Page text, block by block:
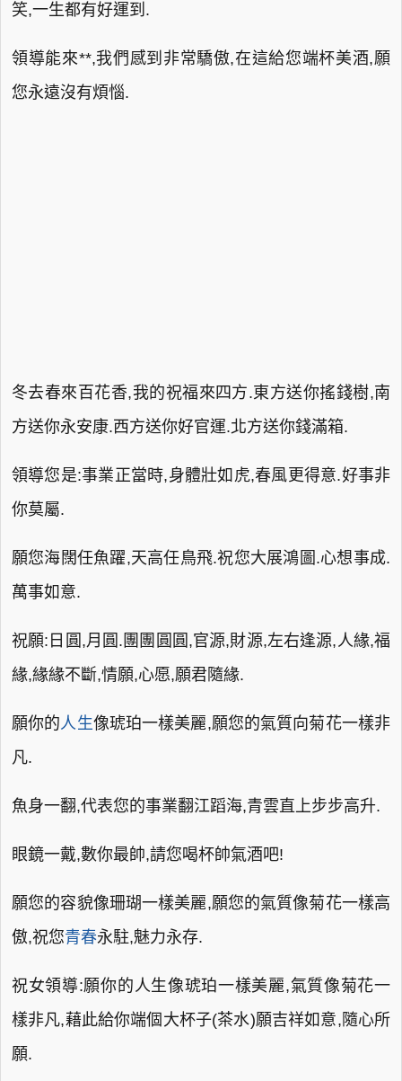
笑,一生都有好運到.
領導能來**,我們感到非常驕傲,在這給您端杯美酒,願
您永遠沒有煩惱.
冬去春來百花香,我的祝福來四方.東方送你搖錢樹,南
方送你永安康.西方送你好官運.北方送你錢滿箱.
領導您是:事業正當時,身體壯如虎,春風更得意.好事非
你莫屬.
願您海闊任魚躍,天高任鳥飛.祝您大展鴻圖.心想事成.
萬事如意.
祝願:日圓,月圓.團團圓圓,官源,財源,左右逢源,人緣,福
緣,緣緣不斷,情願,心愿,願君隨緣.
願你的人生像琥珀一樣美麗,願您的氣質向菊花一樣非
凡.
魚身一翻,代表您的事業翻江蹈海,青雲直上步步高升.
眼鏡一戴,數你最帥,請您喝杯帥氣酒吧!
願您的容貌像珊瑚一樣美麗,願您的氣質像菊花一樣高
傲,祝您青春永駐,魅力永存.
祝女領導:願你的人生像琥珀一樣美麗,氣質像菊花一
樣非凡,藉此給你端個大杯子(茶水)願吉祥如意,隨心所
願.